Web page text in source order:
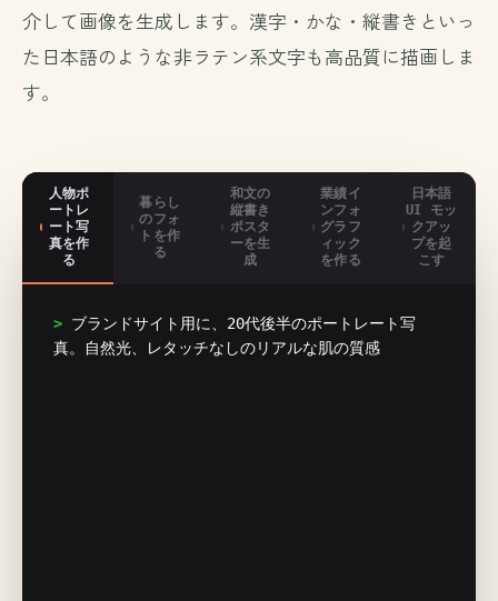
介して画像を生成します。漢字・かな・縦書きといっ
た日本語のような非ラテン系文字も高品質に描画しま
す。
人物ポ
ートレ
ート写
真を作
る
暮らし
のフォ
トを作
る
和文の
縦書き
ポスタ
ーを生
成
業績イ
ンフォ
グラフ
ィック
を作る
日本語
UI モッ
クアッ
プを起
こす
> ブランドサイト用に、20代後半のポートレート写
真。自然光、レタッチなしのリアルな肌の質感